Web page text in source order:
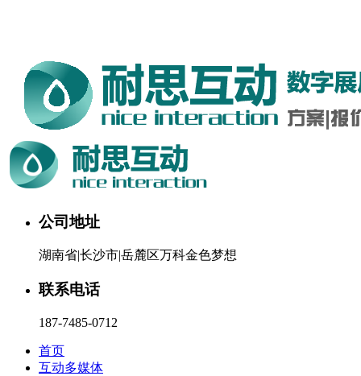
公司地址
湖南省|长沙市|岳麓区万科金色梦想
联系电话
187-7485-0712
首页
互动多媒体